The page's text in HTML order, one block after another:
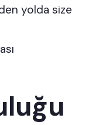
yolda size